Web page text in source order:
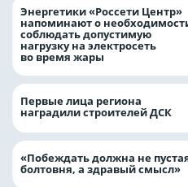
Энергетики «Россети Центр»
напоминают о
соблюдать допустимую
нагрузку на электросеть
во время жары
Первые лица региона
наградили строителей ДСК
«Побеждать должна не
болтовня, а здравый смысл»